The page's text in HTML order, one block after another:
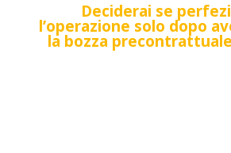
Deciderai se
l’operazione solo dopo
la bozza